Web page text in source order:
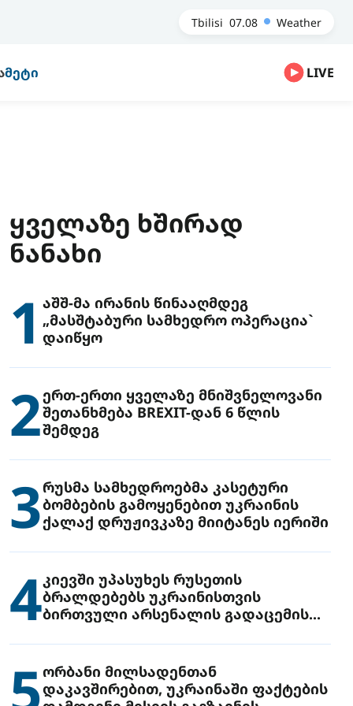
Tbilisi 07.08 Weather
ᲛᲔᲢᲘ LIVE
ᲧᲕᲔᲚᲐᲖᲔ ᲮᲨᲘᲠᲐᲓ
ᲜᲐᲜᲐᲮᲘ
1 აშშ-მა ირანის წინააღმდეგ
„მასშტაბური სამხედრო ოპერაცია`
დაიწყო
2ერთ-ერთი ყველაზე მნიშვნელოვანი
შეთანხმება BREXIT-დან 6 წლის
შემდეგ
3რუსმა სამხედროებმა კასეტური
ბომბების გამოყენებით უკრაინის
ქალაქ დრუჟივკაზე მიიტანეს იერიში
4 კიევში უპასუხეს რუსეთის
ბრალდებებს უკრაინისთვის
ბირთვული არსენალის გადაცემის
5ორბანი მილსადენთან
დაკავშირებით, უკრაინაში ფაქტების